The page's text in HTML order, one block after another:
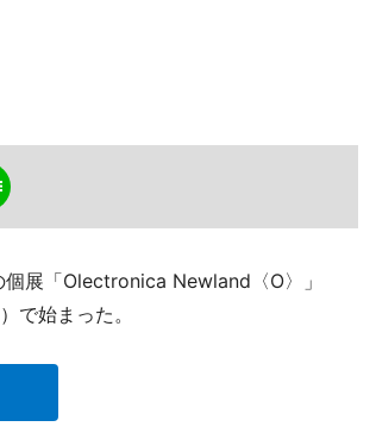
展「Olectronica Newland〈O〉」
で始まった。